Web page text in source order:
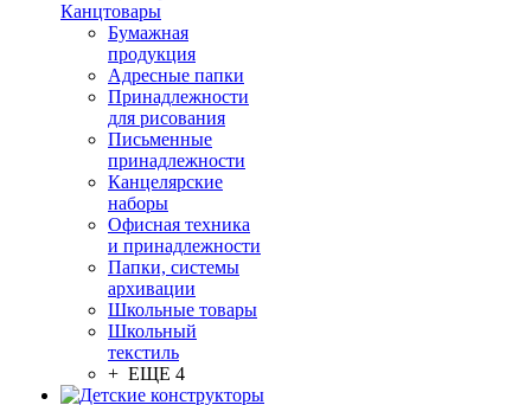
Канцтовары
Бумажная
продукция
Адресные папки
Принадлежности
для рисования
Письменные
принадлежности
Канцелярские
наборы
Офисная техника
и принадлежности
Папки, системы
архивации
Школьные товары
Школьный
текстиль
+ ЕЩЕ 4